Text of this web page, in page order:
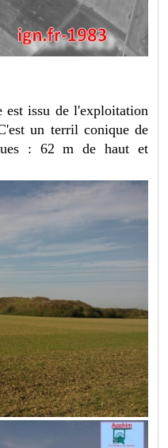
issu de l'exploitation
un terril conique de
: 62 m de haut et